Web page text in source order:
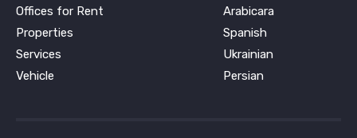
Offices for Rent
Properties
Services
Vehicle
Arabicara
Spanish
Ukrainian
Persian